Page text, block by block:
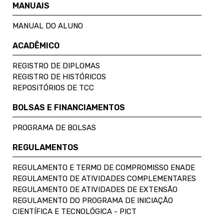
MANUAIS
MANUAL DO ALUNO
ACADÊMICO
REGISTRO DE DIPLOMAS
REGISTRO DE HISTÓRICOS
REPOSITÓRIOS DE TCC
BOLSAS E FINANCIAMENTOS
PROGRAMA DE BOLSAS
REGULAMENTOS
REGULAMENTO E TERMO DE COMPROMISSO ENADE
REGULAMENTO DE ATIVIDADES COMPLEMENTARES
REGULAMENTO DE ATIVIDADES DE EXTENSÃO
REGULAMENTO DO PROGRAMA DE INICIAÇÃO
CIENTÍFICA E TECNOLÓGICA - PICT